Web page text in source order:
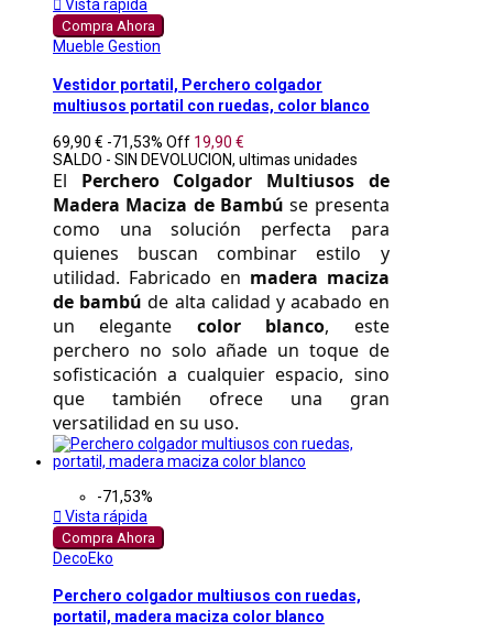
 Vista rápida
Compra Ahora
Mueble Gestion
Vestidor portatil, Perchero colgador
multiusos portatil con ruedas, color blanco
69,90 € -71,53% Off 19,90 €
SALDO - SIN DEVOLUCION, ultimas unidades
El Perchero Colgador Multiusos de
Madera Maciza de Bambú se presenta
como una solución perfecta para
quienes buscan combinar estilo y
utilidad. Fabricado en madera maciza
de bambú de alta calidad y acabado en
un elegante color blanco, este
perchero no solo añade un toque de
sofisticación a cualquier espacio, sino
que también ofrece una gran
versatilidad en su uso.
-71,53%
 Vista rápida
Compra Ahora
DecoEko
Perchero colgador multiusos con ruedas,
portatil, madera maciza color blanco